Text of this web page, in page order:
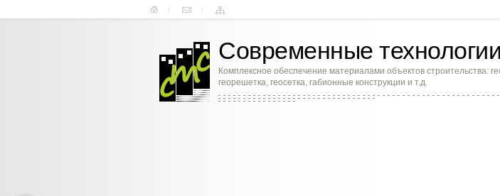
Современные
Комплексное обеспечение материалами объектов строительства:
георешетка, геосетка, габионные конструкции и т.д.